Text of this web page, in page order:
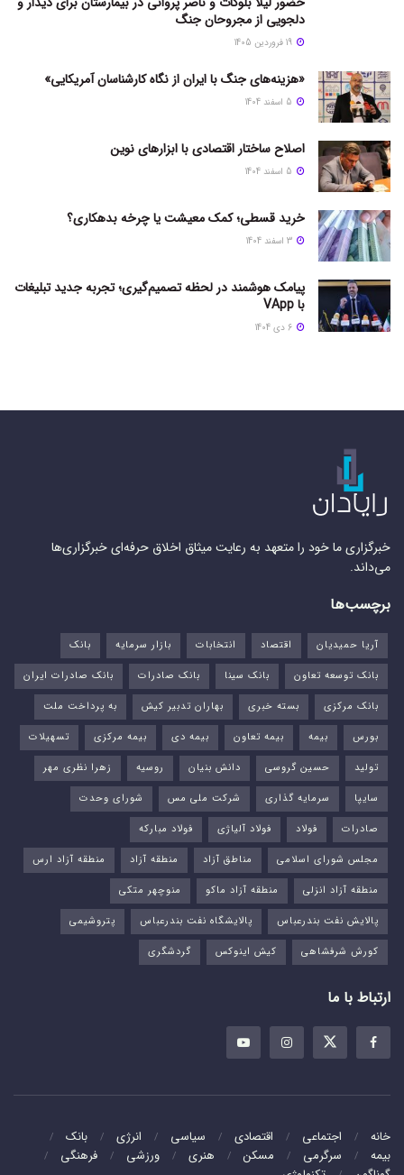
دلجویی از مجروحان جنگ
«هزینه‌های جنگ با ایران از نگاه کارشناسان آمریکایی»
اصلاح ساختار اقتصادی با ابزارهای نوین
خرید قسطی؛ کمک معیشت یا چرخه بدهکاری؟
پیامک هوشمند در لحظه تصمیم‌گیری؛ تجربه جدید تبلیغات
با VApp
خبرگزاری ما خود را متعهد به رعایت میثاق اخلاق حرفه‌ای خبرگزاری‌ها
می‌داند.
برچسب‌ها
آریا حمیدیان اقتصاد انتخابات بازار سرمایه
بانک
بانک توسعه تعاون
بانک سینا بانک صادرات
بانک صادرات ایران
بانک مرکزی
بسته خبری بهاران تدبیر کیش
به پرداخت ملت
بورس‌
بیمه بیمه تعاون بیمه دی بیمه مرکزی
تسهیلات
تولید
حسین گروسی دانش بنیان روسیه
زهرا نظری مهر
سایپا
سرمایه گذاری شرکت ملی مس
شورای وحدت
صادرات
فولاد فولاد آلیاژی
فولاد مبارکه
مجلس شورای اسلامی
مناطق آزاد منطقه آزاد
منطقه آزاد ارس
منطقه آزاد انزلی
منطقه آزاد ماکو
منوچهر متکی
پالایش نفت بندرعباس
پالایشگاه نفت بندرعباس
پتروشیمی
کورش شرفشاهی
کیش اینوکس گردشگری
ارتباط با ما
خانه اجتماعی اقتصادی سیاسی انرژی
بانک
بیمه
سرگرمی مسکن هنری ورزشی
فرهنگی